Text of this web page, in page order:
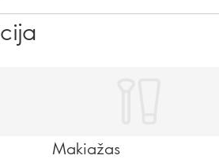
kremai nuo saulės, drėkinamieji
priemonės su SPF apsauga,
Makiažas